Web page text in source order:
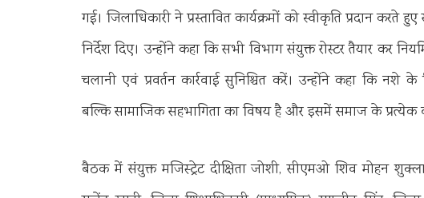
गई। जिलाधिकारी ने प्रस्तावित कार्यक्रमों को स्वीकृति प्रदान
निर्देश दिए। उन्होंने कहा कि सभी विभाग संयुक्त रोस्टर तैयार कर
चलानी एवं प्रवर्तन कार्रवाई सुनिश्चित करें। उन्होंने कहा कि नशे
बल्कि सामाजिक सहभागिता का विषय है और इसमें समाज के प्रत्येक
बैठक में संयुक्त मजिस्ट्रेट दीक्षिता जोशी, सीएमओ शिव मोहन